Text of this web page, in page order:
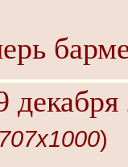
)